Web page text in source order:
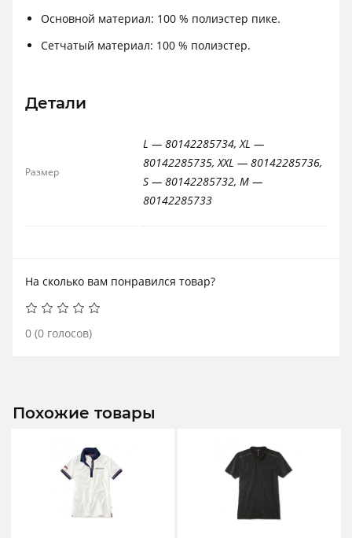
Основной материал: 100 % полиэстер пике.
Сетчатый материал: 100 % полиэстер.
Детали
Размер
L — 80142285734, XL —
80142285735, XXL — 80142285736,
S — 80142285732, M —
80142285733
На сколько вам понравился товар?
0 (0 голосов)
Похожие товары